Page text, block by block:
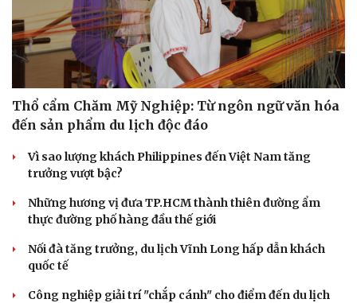
Thổ cẩm Chăm Mỹ Nghiệp: Từ ngôn ngữ văn hóa
đến sản phẩm du lịch độc đáo
Vì sao lượng khách Philippines đến Việt Nam tăng
trưởng vượt bậc?
Những hương vị đưa TP.HCM thành thiên đường ẩm
thực đường phố hàng đầu thế giới
Nối đà tăng trưởng, du lịch Vĩnh Long hấp dẫn khách
quốc tế
Công nghiệp giải trí "chắp cánh" cho điểm đến du lịch